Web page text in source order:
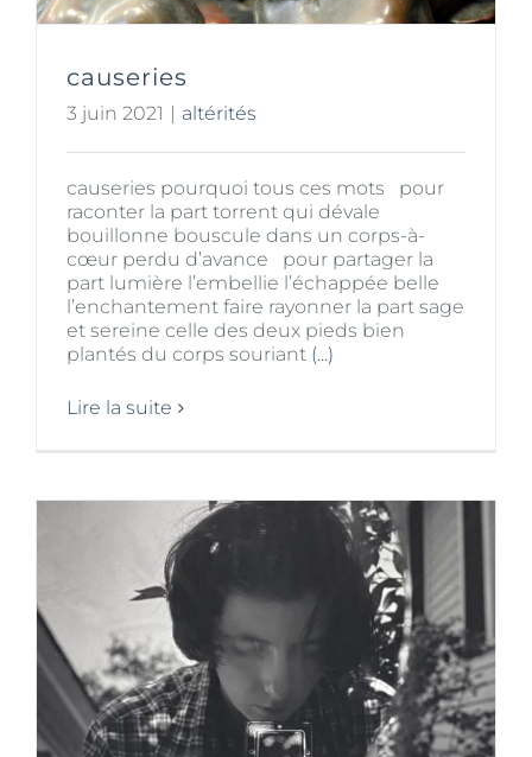
causeries
3 juin 2021 | altérités
causeries pourquoi tous ces mots pour
raconter la part torrent qui dévale
bouillonne bouscule dans un corps-à-
cœur perdu d’avance pour partager la
part lumière l’embellie l’échappée belle
l’enchantement faire rayonner la part sage
et sereine celle des deux pieds bien
plantés du corps souriant (...)
Lire la suite